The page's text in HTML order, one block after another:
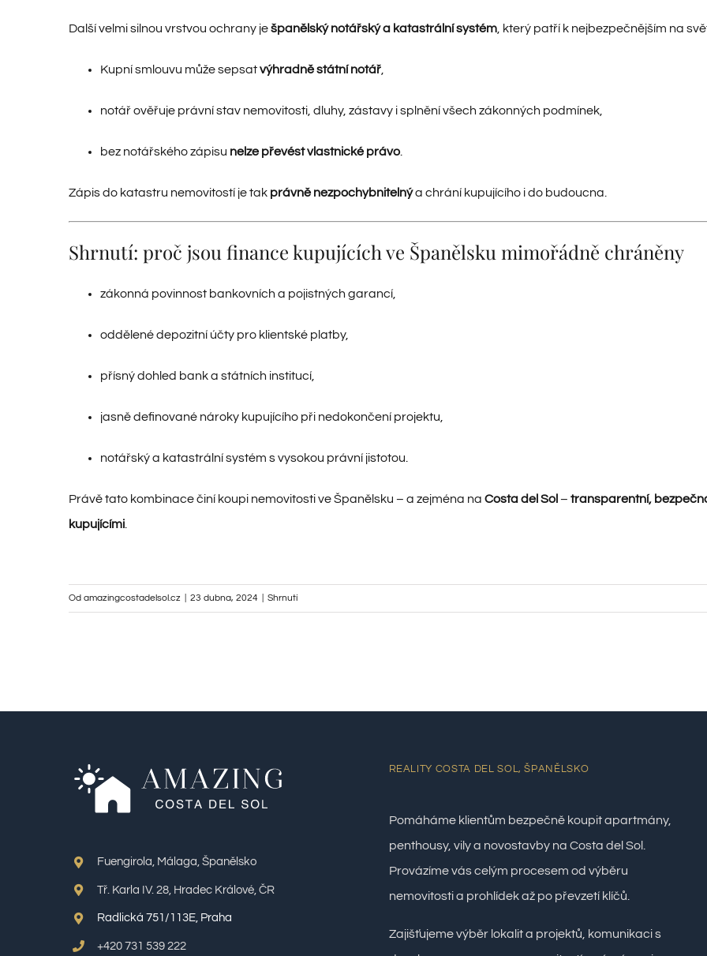
Další velmi silnou vrstvou ochrany ješpanělský notářský a katastrální systém, který patří k nejbezpečnějším na
Kupní smlouvu může sepsatvýhradně státní notář,
notář ověřuje právní stav nemovitosti, dluhy, zástavy i splnění všech zákonných podmínek,
bez notářského zápisu nelze převést vlastnické právo.
Zápis do katastru nemovitostí je tak právně nezpochybnitelnýa chrání kupujícího i do budoucna.
Shrnutí: proč jsou finance kupujících ve Španělsku mimořádně chráněny
zákonná povinnost bankovních a pojistných garancí,
oddělené depozitní účty pro klientské platby,
přísný dohled bank a státních institucí,
jasně definované nároky kupujícího při nedokončení projektu,
notářský a katastrální systém s vysokou právní jistotou.
Právě tato kombinace činí koupi nemovitosti ve Španělsku – a zejména na Costa del Sol – transparentní,
kupujícími.
Od amazingcostadelsol.cz 23 dubna, 2024 Shrnutí
Fuengirola, Málaga, Španělsko
Tř. Karla IV. 28, Hradec Králové, ČR
Radlická 751/113E, Praha
+420 731 539 222
REALITY COSTA DEL SOL, ŠPANĚLSKO
Pomáháme klientům bezpečně koupit apartmány,
penthousy, vily a novostavby na Costa del Sol.
Provázíme vás celým procesem od výběru
nemovitosti a prohlídek až po převzetí klíčů.
Zajišťujeme výběr lokalit a projektů, komunikaci s